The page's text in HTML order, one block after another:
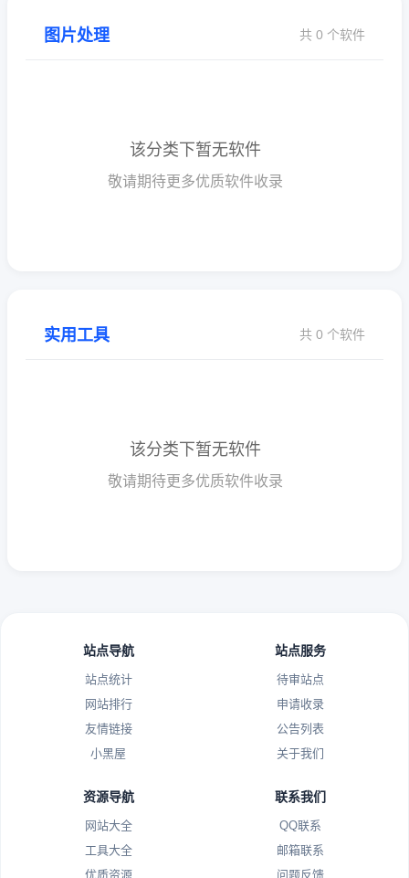
图片处理 共 0 个软件
该分类下暂无软件
敬请期待更多优质软件收录
实用工具 共 0 个软件
该分类下暂无软件
敬请期待更多优质软件收录
站点导航
站点统计
网站排行
友情链接
小黑屋
站点服务
待审站点
申请收录
公告列表
关于我们
资源导航
网站大全
工具大全
优质资源
联系我们
QQ联系
邮箱联系
问题反馈